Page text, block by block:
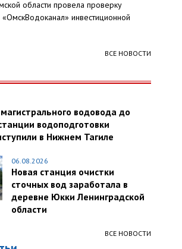
области провела проверку
инвестиционной
ВСЕ НОВОСТИ
водовода до
водоподготовки
в Нижнем Тагиле
06.08.2026
Новая станция очистки
сточных вод заработала в
деревне Юкки Ленинградской
области
ВСЕ НОВОСТИ